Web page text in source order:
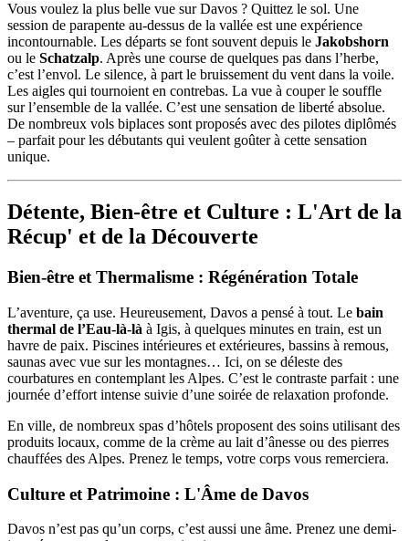
Vous voulez la plus belle vue sur Davos ? Quittez le sol. Une
session de parapente au-dessus de la vallée est une expérience
incontournable. Les départs se font souvent depuis le Jakobshorn
ou le Schatzalp. Après une course de quelques pas dans l’herbe,
c’est l’envol. Le silence, à part le bruissement du vent dans la voile.
Les aigles qui tournoient en contrebas. La vue à couper le souffle
sur l’ensemble de la vallée. C’est une sensation de liberté absolue.
De nombreux vols biplaces sont proposés avec des pilotes diplômés
– parfait pour les débutants qui veulent goûter à cette sensation
unique.
Détente, Bien-être et Culture : L'Art de la
Récup' et de la Découverte
Bien-être et Thermalisme : Régénération Totale
L’aventure, ça use. Heureusement, Davos a pensé à tout. Le bain
thermal de l’Eau-là-là à Igis, à quelques minutes en train, est un
havre de paix. Piscines intérieures et extérieures, bassins à remous,
saunas avec vue sur les montagnes… Ici, on se déleste des
courbatures en contemplant les Alpes. C’est le contraste parfait : une
journée d’effort intense suivie d’une soirée de relaxation profonde.
En ville, de nombreux spas d’hôtels proposent des soins utilisant des
produits locaux, comme de la crème au lait d’ânesse ou des pierres
chauffées des Alpes. Prenez le temps, votre corps vous remerciera.
Culture et Patrimoine : L'Âme de Davos
Davos n’est pas qu’un corps, c’est aussi une âme. Prenez une demi-